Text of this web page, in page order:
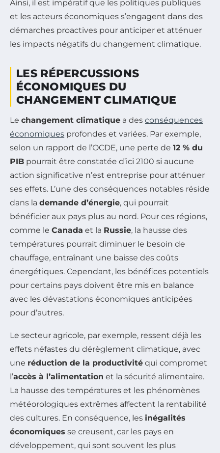
Ainsi, il est impératif que les politiques publiques
et les acteurs économiques s’engagent dans des
démarches proactives pour anticiper et atténuer
les impacts négatifs du changement climatique.
LES RÉPERCUSSIONS
ÉCONOMIQUES DU
CHANGEMENT CLIMATIQUE
Le changement climatique a des conséquences
économiques profondes et variées. Par exemple,
selon un rapport de l’OCDE, une perte de 12 % du
PIB pourrait être constatée d’ici 2100 si aucune
action significative n’est entreprise pour atténuer
ses effets. L’une des conséquences notables réside
dans la demande d’énergie, qui pourrait
bénéficier aux pays plus au nord. Pour ces régions,
comme le Canada et la Russie, la hausse des
températures pourrait diminuer le besoin de
chauffage, entraînant une baisse des coûts
énergétiques. Cependant, les bénéfices potentiels
pour certains pays doivent être mis en balance
avec les dévastations économiques anticipées
pour d’autres.
Le secteur agricole, par exemple, ressent déjà les
effets néfastes du dérèglement climatique, avec
une réduction de la productivité qui compromet
l’accès à l’alimentation et la sécurité alimentaire.
La hausse des températures et les phénomènes
météorologiques extrêmes affectent la rentabilité
des cultures. En conséquence, les inégalités
économiques se creusent, car les pays en
développement, qui sont souvent les plus